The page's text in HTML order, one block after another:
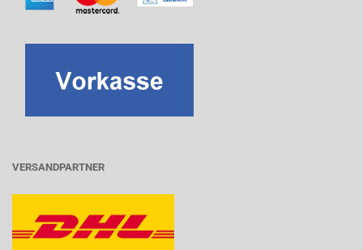
VERSANDPARTNER